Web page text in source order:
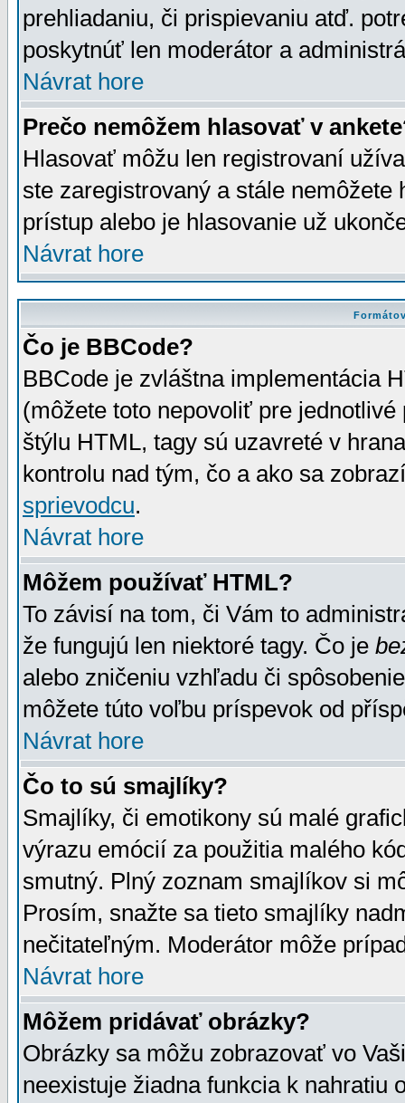
prehliadaniu, či prispievaniu atď.
poskytnúť len moderátor a
Návrat hore
Prečo nemôžem hlasovať v
Hlasovať môžu len registrovaní
ste zaregistrovaný a stále
prístup alebo je hlasovanie už
Návrat hore
Čo je BBCode?
BBCode je zvláštna implementácia
(môžete toto nepovoliť pre
štýlu HTML, tagy sú uzavreté v
kontrolu nad tým, čo a ako sa
sprievodcu.
Návrat hore
Môžem používať HTML?
To závisí na tom, či Vám to
že fungujú len niektoré tagy. Čo je
alebo zničeniu vzhľadu či
môžete túto voľbu príspevok od
Návrat hore
Čo to sú smajlíky?
Smajlíky, či emotikony sú malé
výrazu emócií za použitia malého
smutný. Plný zoznam smajlíkov si
Prosím, snažte sa tieto smajlíky
nečitateľným. Moderátor môže
Návrat hore
Môžem pridávať obrázky?
Obrázky sa môžu zobrazovať vo
neexistuje žiadna funkcia k nahratiu